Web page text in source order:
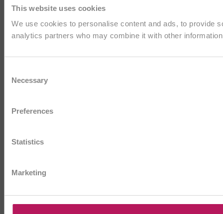
This website uses cookies
We use cookies to personalise content and ads, to provide
analytics partners who may combine it with other
Selection
Necessary
Preferences
Statistics
Marketing